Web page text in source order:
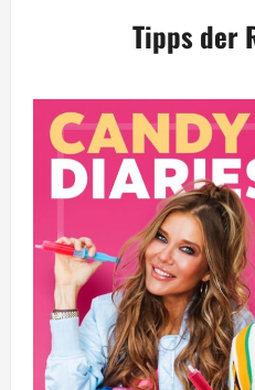
Tipps der